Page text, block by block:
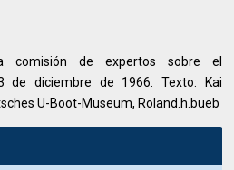
comisión de expertos sobre el
de diciembre de 1966. Texto: Kai
U-Boot-Museum, Roland.h.bueb